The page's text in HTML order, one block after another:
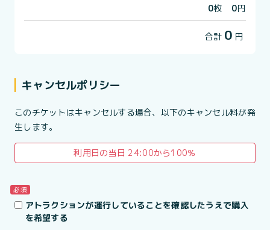
0枚 0円
合計 0 円
キャンセルポリシー
このチケットはキャンセルする場合、以下のキャンセル料が発
生します。
利用日の当日 24:00から100％
必須
アトラクションが運行していることを確認したうえで購入
を希望する